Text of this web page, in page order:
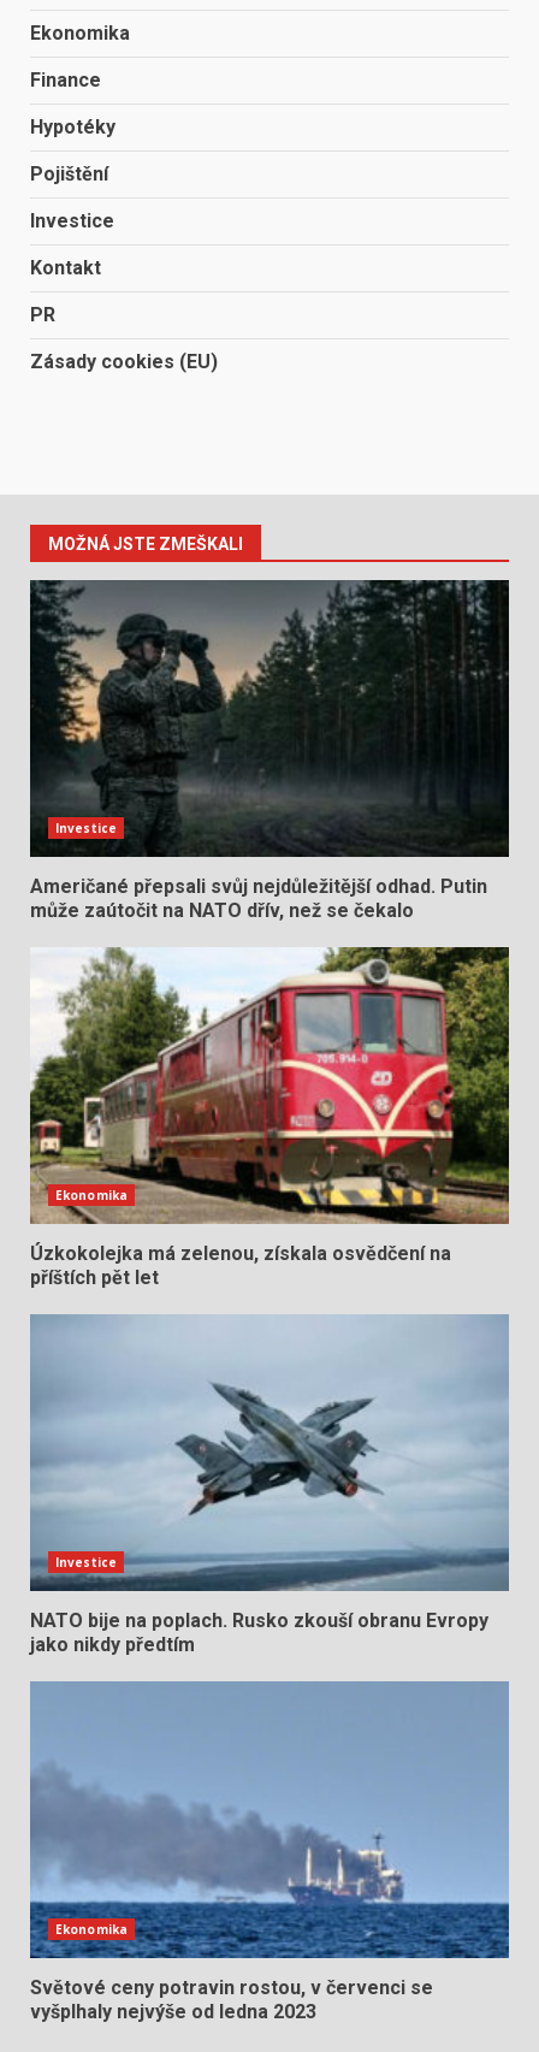
Ekonomika
Finance
Hypotéky
Pojištění
Investice
Kontakt
PR
Zásady cookies (EU)
MOŽNÁ JSTE ZMEŠKALI
Investice
Američané přepsali svůj nejdůležitější odhad. Putin
může zaútočit na NATO dřív, než se čekalo
Ekonomika
Úzkokolejka má zelenou, získala osvědčení na
příštích pět let
Investice
NATO bije na poplach. Rusko zkouší obranu Evropy
jako nikdy předtím
Ekonomika
Světové ceny potravin rostou, v červenci se
vyšplhaly nejvýše od ledna 2023